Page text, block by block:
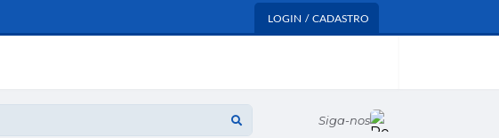
LOGIN / CADASTRO
Siga-nos